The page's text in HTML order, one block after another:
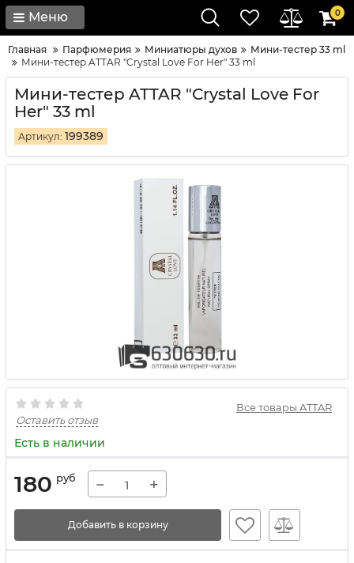
Меню 0
Главная Парфюмерия Миниатюры духов
Мини-тестер 33 ml
Мини-тестер ATTAR "Crystal Love For Her" 33 ml
Мини-тестер ATTAR "Crystal Love For
Her" 33 ml
Артикул: 199389
Все товары ATTAR
Оставить отзыв
Есть в наличии
180 руб − +
Добавить в корзину